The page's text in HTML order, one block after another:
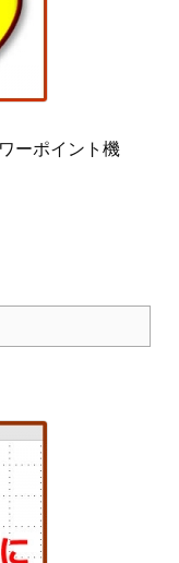
ーポイント機